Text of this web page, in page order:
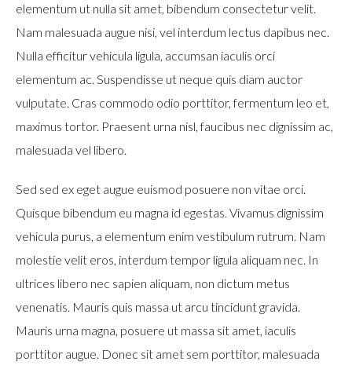
elementum ut nulla sit amet, bibendum consectetur velit.
Nam malesuada augue nisi, vel interdum lectus dapibus nec.
Nulla efficitur vehicula ligula, accumsan iaculis orci
elementum ac. Suspendisse ut neque quis diam auctor
vulputate. Cras commodo odio porttitor, fermentum leo et,
maximus tortor. Praesent urna nisl, faucibus nec dignissim ac,
malesuada vel libero.
Sed sed ex eget augue euismod posuere non vitae orci.
Quisque bibendum eu magna id egestas. Vivamus dignissim
vehicula purus, a elementum enim vestibulum rutrum. Nam
molestie velit eros, interdum tempor ligula aliquam nec. In
ultrices libero nec sapien aliquam, non dictum metus
venenatis. Mauris quis massa ut arcu tincidunt gravida.
Mauris urna magna, posuere ut massa sit amet, iaculis
porttitor augue. Donec sit amet sem porttitor, malesuada